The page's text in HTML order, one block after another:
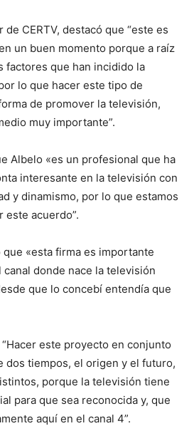
CERTV, destacó que “este es
un buen momento porque a raíz
factores que han incidido la
lo que hacer este tipo de
de promover la televisión,
muy importante”.
Albelo «es un profesional que ha
interesante en la televisión con
y dinamismo, por lo que estamos
este acuerdo”.
que «esta firma es importante
donde nace la televisión
que lo concebí entendía que
este proyecto en conjunto
dos tiempos, el origen y el futuro,
porque la televisión tiene
para que sea reconocida y, que
aquí en el canal 4”.